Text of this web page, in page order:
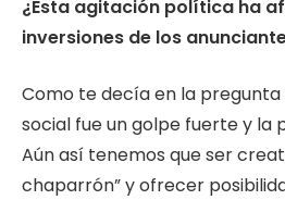
¿Esta agitación política ha
inversiones de los
Como te decía en la
social fue un golpe fuerte y la
Aún así tenemos que ser
chaparrón” y ofrecer